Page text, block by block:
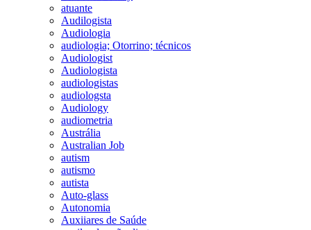
atuante
Audilogista
Audiologia
audiologia; Otorrino; técnicos
Audiologist
Audiologista
audiologistas
audiologsta
Audiology
audiometria
Austrália
Australian Job
autism
autismo
autista
Auto-glass
Autonomia
Auxiiares de Saúde